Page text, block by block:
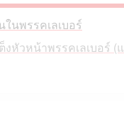
ในพรรคเลเบอร์
งหัวหน้าพรรคเลเบอร์